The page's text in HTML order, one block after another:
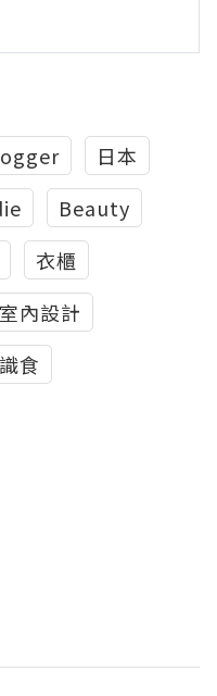
日本
Beauty
衣櫃
室內設計
食